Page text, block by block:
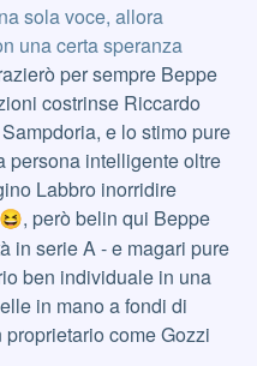
sola voce, allora
una certa speranza
per sempre Beppe
costrinse Riccardo
e lo stimo pure
persona intelligente oltre
Labbro inorridire
😆, però belin qui Beppe
in serie A - e magari pure
ben individuale in una
in mano a fondi di
come Gozzi